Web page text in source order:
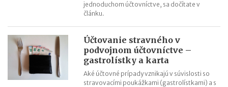
jednoduchom účtovníctve, sa dočítate v
článku.
Účtovanie stravného v
podvojnom účtovníctve –
gastrolístky a karta
Aké účtovné prípady vznikajú v súvislosti so
stravovacími poukážkami (gastrolístkami) a s